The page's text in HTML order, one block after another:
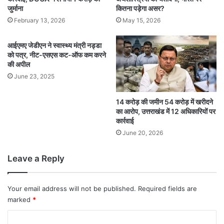
जुर्माना
February 13, 2026
कितना पड़ेगा असर?
May 15, 2026
आईएमए जेडीएन ने स्वास्थ्य मंत्री नड्डा
को पत्र, नीट-एसएस कट-ऑफ कम करने
की अपील
June 23, 2025
14 करोड़ की जमीन 54 करोड़ में खरीदने
का आरोप, उत्तराखंड में 12 अधिकारियों पर
कार्रवाई
June 20, 2026
Leave a Reply
Your email address will not be published. Required fields are
marked *